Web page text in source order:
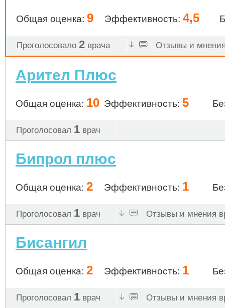
Общая оценка: 9 Эффективность: 4,5
Проголосовало 2 врача Отзывы и
Арител Плюс
Общая оценка: 10 Эффективность: 5
Проголосовал 1 врач
Бипрол плюс
Общая оценка: 2 Эффективность: 1
Проголосовал 1 врач Отзывы и мнения
Бисангил
Общая оценка: 2 Эффективность: 1
Проголосовал 1 врач Отзывы и мнения